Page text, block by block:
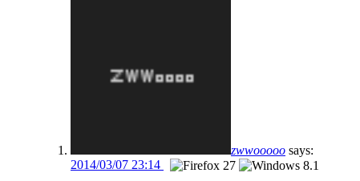
zwwooooo says:
2014/03/07 23:14